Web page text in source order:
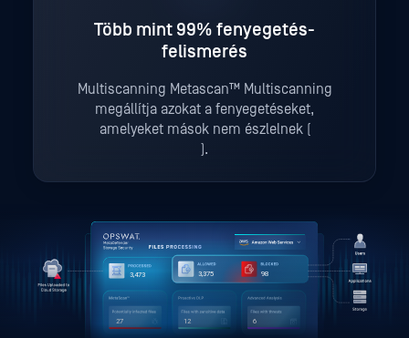
Több mint 99% fenyegetés-
felismerés
Multiscanning Metascan™ Multiscanning
megállítja azokat a fenyegetéseket,
amelyeket mások nem észlelnek (
).
1,198
9 4 2
1,164 34